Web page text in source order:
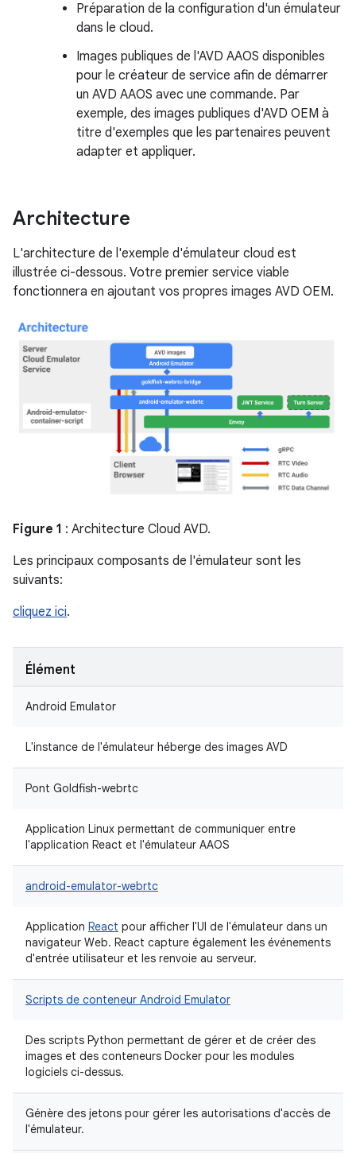
Préparation de la configuration d'un émulateur
dans le cloud.
Images publiques de l'AVD AAOS disponibles
pour le créateur de service afin de démarrer
un AVD AAOS avec une commande. Par
exemple, des images publiques d'AVD OEM à
titre d'exemples que les partenaires peuvent
adapter et appliquer.
Architecture
L'architecture de l'exemple d'émulateur cloud est
illustrée ci-dessous. Votre premier service viable
fonctionnera en ajoutant vos propres images AVD OEM.
Figure 1 : Architecture Cloud AVD.
Les principaux composants de l'émulateur sont les
suivants:
cliquez ici.
Élément
Android Emulator
L'instance de l'émulateur héberge des images AVD
Pont Goldfish-webrtc
Application Linux permettant de communiquer entre
l'application React et l'émulateur AAOS
android-emulator-webrtc
Application React pour afficher l'UI de l'émulateur dans un
navigateur Web. React capture également les événements
d'entrée utilisateur et les renvoie au serveur.
Scripts de conteneur Android Emulator
Des scripts Python permettant de gérer et de créer des
images et des conteneurs Docker pour les modules
logiciels ci-dessus.
Génère des jetons pour gérer les autorisations d'accès de
l'émulateur.